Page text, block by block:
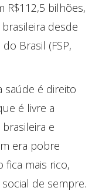
R$112,5 bilhões,
desde
Brasil (FSP,
saúde é direito
é livre a
brasileira e
era pobre
mais rico,
de sempre.